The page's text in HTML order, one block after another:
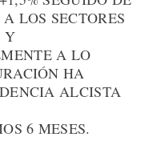
LOS SECTORES
Y
A LO
HA
ALCISTA
6 MESES.